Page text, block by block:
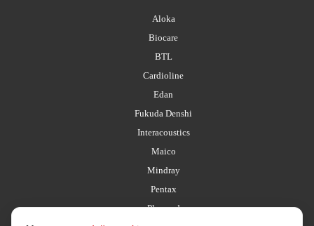
Aloka
Biocare
BTL
Cardioline
Edan
Fukuda Denshi
Interacoustics
Maico
Mindray
Pentax
Planmed